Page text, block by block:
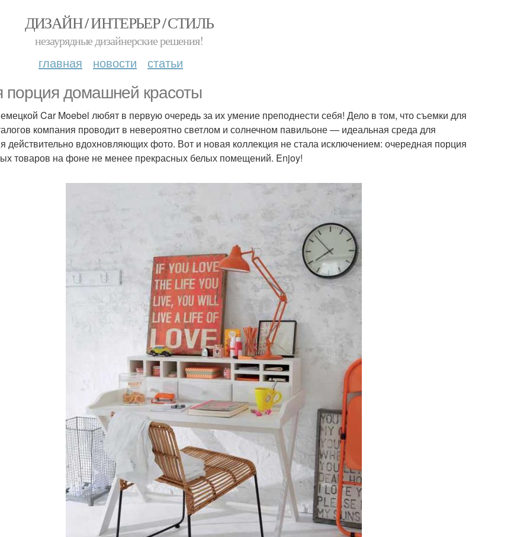
ДИЗАЙН / ИНТЕРЬЕР / СТИЛЬ
незаурядные дизайнерские решения!
главная новости статьи
порция домашней красоты
Car Moebel любят в первую очередь за их умение преподнести себя! Дело в том, что съемки для
компания проводит в невероятно светлом и солнечном павильоне — идеальная среда для
действительно вдохновляющих фото. Вот и новая коллекция не стала исключением: очередная порция
товаров на фоне не менее прекрасных белых помещений. Enjoy!